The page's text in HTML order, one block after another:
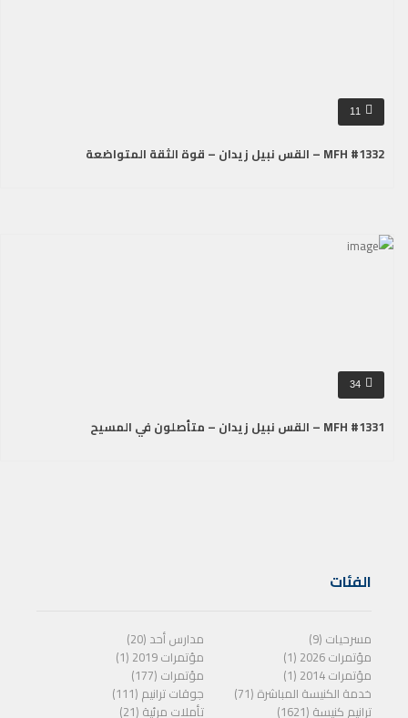
11
MFH #1332 – القس نبيل زيدان – قوة الثقة المتواضعة
34
MFH #1331 – القس نبيل زيدان – متأصلون في المسيح
الفئات
مسرحيات (9)
مدارس أحد (20)
مؤتمرات 2026 (1)
مؤتمرات 2019 (1)
مؤتمرات 2014 (1)
مؤتمرات (177)
خدمة الكنيسة المباشرة (71)
جوقات ترانيم (111)
ترانيم كنيسة (1621)
تأملات مرئية (21)